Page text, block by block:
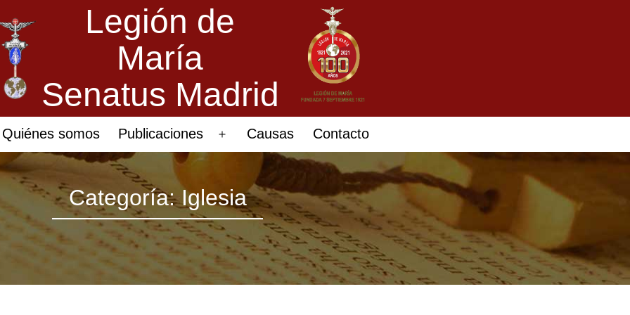
Legión de
María
Senatus Madrid
Quiénes somos Publicaciones
Abrir
menú
Causas Contacto
Categoría:Iglesia